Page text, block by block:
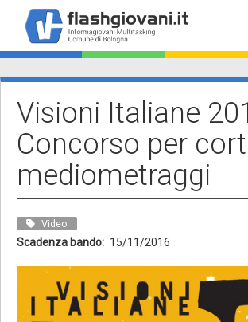
contenuto
principale
Visioni Italiane
Concorso per
mediometraggi
Video
Scadenza bando 15/11/2016